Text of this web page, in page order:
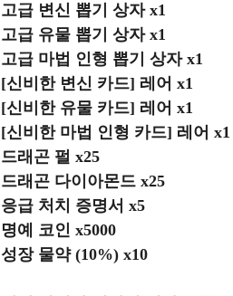
고급 변신 뽑기 상자 x1
고급 유물 뽑기 상자 x1
고급 마법 인형 뽑기 상자 x1
[신비한 변신 카드] 레어 x1
[신비한 유물 카드] 레어 x1
[신비한 마법 인형 카드] 레어 x1
드래곤 펄 x25
드래곤 다이아몬드 x25
응급 처치 증명서 x5
명예 코인 x5000
성장 물약 (10%) x10